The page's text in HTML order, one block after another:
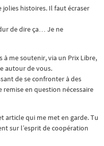
jolies histoires. Il faut écraser
de dire ça… Je ne
à me soutenir, via un Prix Libre,
autour de vous.
de se confronter à des
remise en question nécessaire
article qui me met en garde. Tu
sur l’esprit de coopération